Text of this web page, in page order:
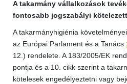
A takarmány vállalkozások
fontosabb jogszabályi
A takarmányhigiénia
az Európai Parlament és a Tanács
12.) rendelete. A 183/2005/EK
pontja és a 10. cikk szerint a
kötelesek engedélyeztetni vagy